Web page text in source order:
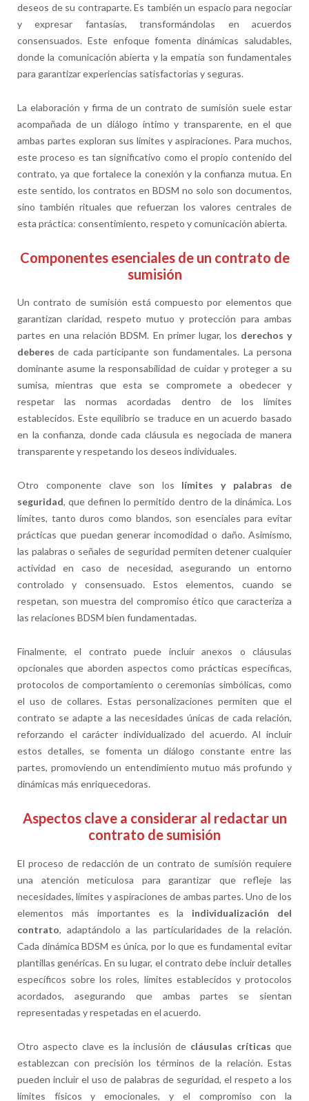
deseos de su contraparte. Es también un espacio para negociar
y expresar fantasías, transformándolas en acuerdos
consensuados. Este enfoque fomenta dinámicas saludables,
donde la comunicación abierta y la empatía son fundamentales
para garantizar experiencias satisfactorias y seguras.
La elaboración y firma de un contrato de sumisión suele estar
acompañada de un diálogo íntimo y transparente, en el que
ambas partes exploran sus límites y aspiraciones. Para muchos,
este proceso es tan significativo como el propio contenido del
contrato, ya que fortalece la conexión y la confianza mutua. En
este sentido, los contratos en BDSM no solo son documentos,
sino también rituales que refuerzan los valores centrales de
esta práctica: consentimiento, respeto y comunicación abierta.
Componentes esenciales de un contrato de
sumisión
Un contrato de sumisión está compuesto por elementos que
garantizan claridad, respeto mutuo y protección para ambas
partes en una relación BDSM. En primer lugar, los derechos y
deberes de cada participante son fundamentales. La persona
dominante asume la responsabilidad de cuidar y proteger a su
sumisa, mientras que esta se compromete a obedecer y
respetar las normas acordadas dentro de los límites
establecidos. Este equilibrio se traduce en un acuerdo basado
en la confianza, donde cada cláusula es negociada de manera
transparente y respetando los deseos individuales.
Otro componente clave son los límites y palabras de
seguridad, que definen lo permitido dentro de la dinámica. Los
límites, tanto duros como blandos, son esenciales para evitar
prácticas que puedan generar incomodidad o daño. Asimismo,
las palabras o señales de seguridad permiten detener cualquier
actividad en caso de necesidad, asegurando un entorno
controlado y consensuado. Estos elementos, cuando se
respetan, son muestra del compromiso ético que caracteriza a
las relaciones BDSM bien fundamentadas.
Finalmente, el contrato puede incluir anexos o cláusulas
opcionales que aborden aspectos como prácticas específicas,
protocolos de comportamiento o ceremonias simbólicas, como
el uso de collares. Estas personalizaciones permiten que el
contrato se adapte a las necesidades únicas de cada relación,
reforzando el carácter individualizado del acuerdo. Al incluir
estos detalles, se fomenta un diálogo constante entre las
partes, promoviendo un entendimiento mutuo más profundo y
dinámicas más enriquecedoras.
Aspectos clave a considerar al redactar un
contrato de sumisión
El proceso de redacción de un contrato de sumisión requiere
una atención meticulosa para garantizar que refleje las
necesidades, límites y aspiraciones de ambas partes. Uno de los
elementos más importantes es la individualización del
contrato, adaptándolo a las particularidades de la relación.
Cada dinámica BDSM es única, por lo que es fundamental evitar
plantillas genéricas. En su lugar, el contrato debe incluir detalles
específicos sobre los roles, límites establecidos y protocolos
acordados, asegurando que ambas partes se sientan
representadas y respetadas en el acuerdo.
Otro aspecto clave es la inclusión de cláusulas críticas que
establezcan con precisión los términos de la relación. Estas
pueden incluir el uso de palabras de seguridad, el respeto a los
límites físicos y emocionales, y el compromiso con la